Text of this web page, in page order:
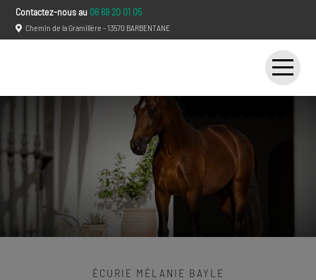
Contactez-nous au 06 69 20 01 05
Chemin de la Gramillère - 13570 BARBENTANE
SPECTACLES
ÉVÉNEMENTS
CONTACT
ÉCURIE MÉLANIE BAYLE